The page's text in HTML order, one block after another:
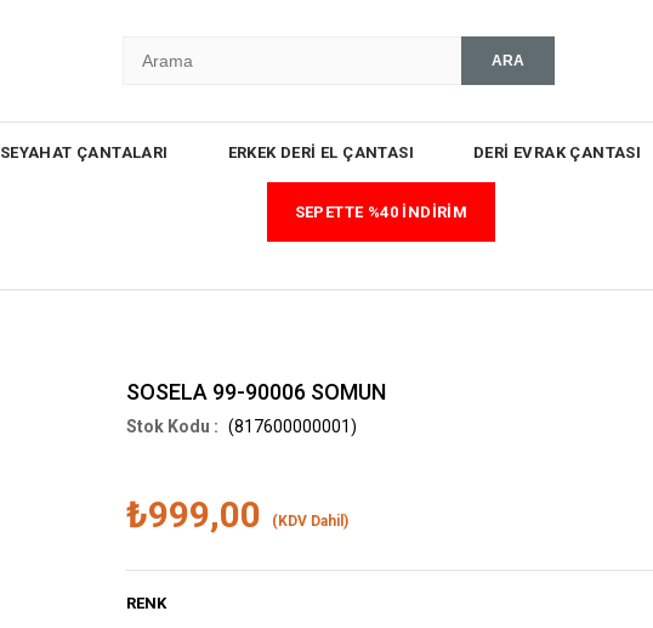
SEYAHAT ÇANTALARI ERKEK DERİ EL ÇANTASI DERİ EVRAK ÇANTASI
SEPETTE %40 İNDİRİM
SOSELA 99-90006 SOMUN
(817600000001)
₺999,00 (KDV Dahil)
RENK